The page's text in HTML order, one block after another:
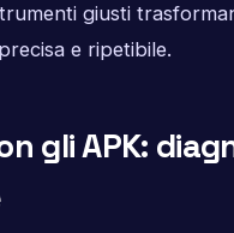
giusti
e ripetibile.
gli APK: